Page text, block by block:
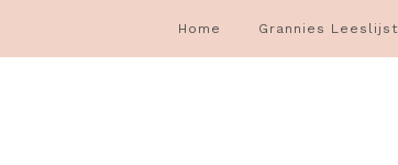
Home Grannies Leeslijst